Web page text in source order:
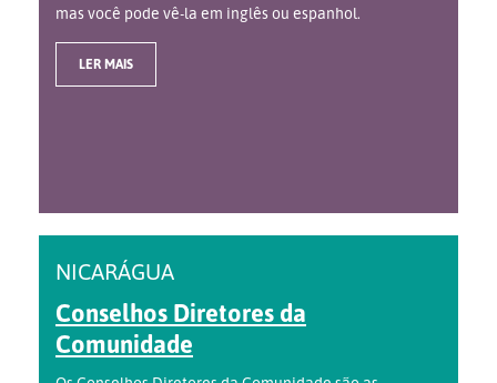
mas você pode vê-la em inglês ou espanhol.
LER MAIS
NICARÁGUA
Conselhos Diretores da
Comunidade